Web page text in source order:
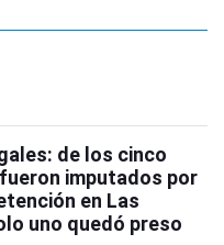
de los cinco
imputados por
en Las
uno quedó preso